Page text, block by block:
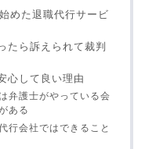
めた退職代行サービ
たら訴えられて裁判
心して良い理由
弁護士がやっている会
ある
行会社ではできること